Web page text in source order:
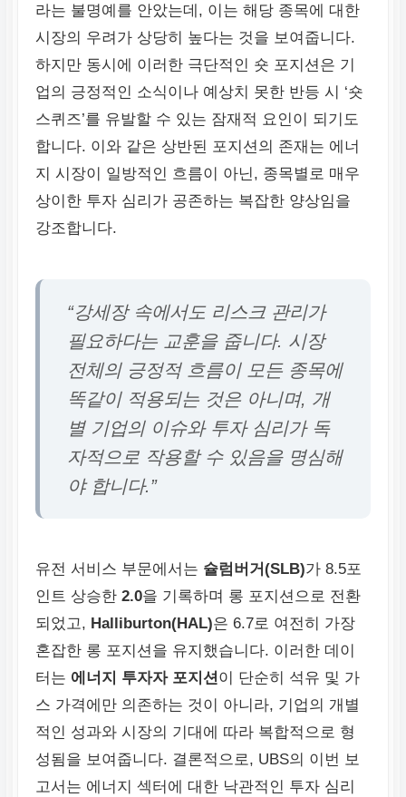
라는 불명예를 안았는데, 이는 해당 종목에 대한
시장의 우려가 상당히 높다는 것을 보여줍니다.
하지만 동시에 이러한 극단적인 숏 포지션은 기
업의 긍정적인 소식이나 예상치 못한 반등 시 ‘숏
스퀴즈’를 유발할 수 있는 잠재적 요인이 되기도
합니다. 이와 같은 상반된 포지션의 존재는 에너
지 시장이 일방적인 흐름이 아닌, 종목별로 매우
상이한 투자 심리가 공존하는 복잡한 양상임을
강조합니다.
“강세장 속에서도 리스크 관리가
필요하다는 교훈을 줍니다. 시장
전체의 긍정적 흐름이 모든 종목에
똑같이 적용되는 것은 아니며, 개
별 기업의 이슈와 투자 심리가 독
자적으로 작용할 수 있음을 명심해
야 합니다.”
유전 서비스 부문에서는 슐럼버거(SLB)가 8.5포
인트 상승한2.0을 기록하며 롱 포지션으로 전환
되었고, Halliburton(HAL)은 6.7로 여전히 가장
혼잡한 롱 포지션을 유지했습니다. 이러한 데이
터는 에너지 투자자 포지션이 단순히 석유 및 가
스 가격에만 의존하는 것이 아니라, 기업의 개별
적인 성과와 시장의 기대에 따라 복합적으로 형
성됨을 보여줍니다. 결론적으로, UBS의 이번 보
고서는 에너지 섹터에 대한 낙관적인 투자 심리